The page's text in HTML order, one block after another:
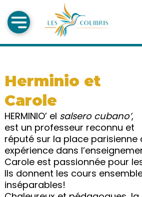
Herminio et
Carole
HERMINIO’ el salsero cubano’,
est un professeur reconnu et
réputé sur la place parisienne
expérience dans
Carole est passionnée pour
Ils donnent les cours
inséparables!